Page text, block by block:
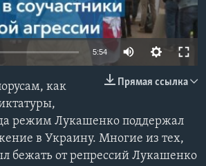
5:54
Прямая ссылка
как
режим Лукашенко поддержал
в Украину. Многие из тех,
бежать от репрессий Лукашенко